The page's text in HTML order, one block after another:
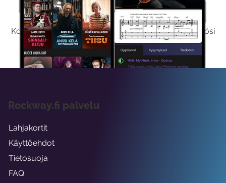
Kokeile Ilmaiseksi
Kokeilemalla ilmaiseksi saat koko sisältömme käyttöösi
viikon ajaksi.
Rockway.fi palvelu
Lahjakortit
Käyttöehdot
Tietosuoja
FAQ